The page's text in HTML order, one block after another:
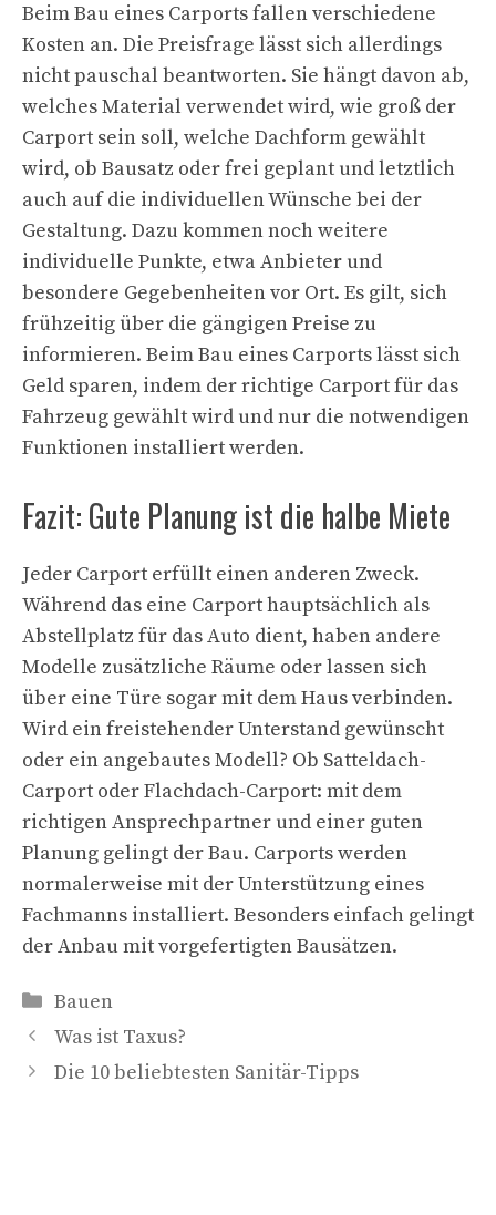
Beim Bau eines Carports fallen verschiedene
Kosten an. Die Preisfrage lässt sich allerdings
nicht pauschal beantworten. Sie hängt davon ab,
welches Material verwendet wird, wie groß der
Carport sein soll, welche Dachform gewählt
wird, ob Bausatz oder frei geplant und letztlich
auch auf die individuellen Wünsche bei der
Gestaltung. Dazu kommen noch weitere
individuelle Punkte, etwa Anbieter und
besondere Gegebenheiten vor Ort. Es gilt, sich
frühzeitig über die gängigen Preise zu
informieren. Beim Bau eines Carports lässt sich
Geld sparen, indem der richtige Carport für das
Fahrzeug gewählt wird und nur die notwendigen
Funktionen installiert werden.
Fazit: Gute Planung ist die halbe Miete
Jeder Carport erfüllt einen anderen Zweck.
Während das eine Carport hauptsächlich als
Abstellplatz für das Auto dient, haben andere
Modelle zusätzliche Räume oder lassen sich
über eine Türe sogar mit dem Haus verbinden.
Wird ein freistehender Unterstand gewünscht
oder ein angebautes Modell? Ob Satteldach-
Carport oder Flachdach-Carport: mit dem
richtigen Ansprechpartner und einer guten
Planung gelingt der Bau. Carports werden
normalerweise mit der Unterstützung eines
Fachmanns installiert. Besonders einfach gelingt
der Anbau mit vorgefertigten Bausätzen.
Kategorien
Bauen
Was ist Taxus?
Die 10 beliebtesten Sanitär-Tipps